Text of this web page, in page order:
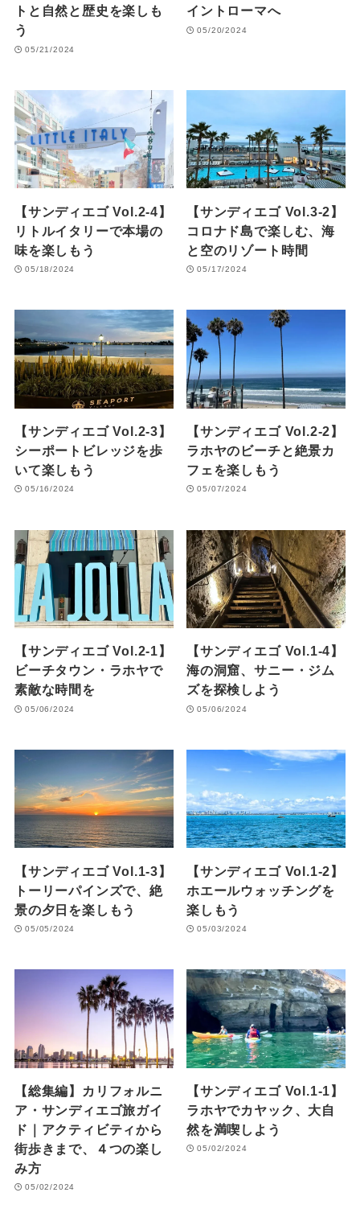
トと自然と歴史を楽しも
う
05/21/2024
イントローマへ
05/20/2024
【サンディエゴ Vol.2-4】
リトルイタリーで本場の
味を楽しもう
05/18/2024
【サンディエゴ Vol.3-2】
コロナド島で楽しむ、海
と空のリゾート時間
05/17/2024
【サンディエゴ Vol.2-3】
シーポートビレッジを歩
いて楽しもう
05/16/2024
【サンディエゴ Vol.2-2】
ラホヤのビーチと絶景カ
フェを楽しもう
05/07/2024
【サンディエゴ Vol.2-1】
ビーチタウン・ラホヤで
素敵な時間を
05/06/2024
【サンディエゴ Vol.1-4】
海の洞窟、サニー・ジム
ズを探検しよう
05/06/2024
【サンディエゴ Vol.1-3】
トーリーパインズで、絶
景の夕日を楽しもう
05/05/2024
【サンディエゴ Vol.1-2】
ホエールウォッチングを
楽しもう
05/03/2024
【総集編】カリフォルニ
ア・サンディエゴ旅ガイ
ド｜アクティビティから
街歩きまで、４つの楽し
み方
05/02/2024
【サンディエゴ Vol.1-1】
ラホヤでカヤック、大自
然を満喫しよう
05/02/2024